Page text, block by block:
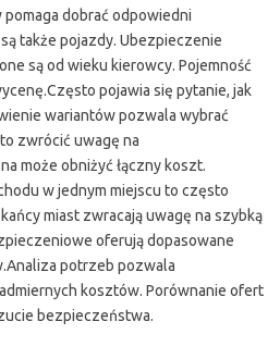
dobrać odpowiedni
także pojazdy. Ubezpieczenie
są od wieku kierowcy. Pojemność
pojawia się pytanie, jak
wariantów pozwala wybrać
zwrócić uwagę na
może obniżyć łączny koszt.
w jednym miejscu to często
miast zwracają uwagę na szybką
oferują dopasowane
potrzeb pozwala
kosztów. Porównanie ofert
bezpieczeństwa.